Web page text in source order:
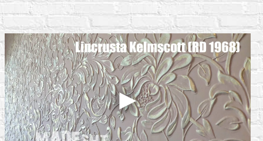
О нас
Контакты